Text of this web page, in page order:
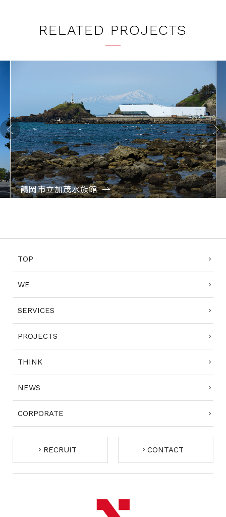
RELATED PROJECTS
Previo
us
鶴岡市立加茂水族館
Next
TOP
WE
SERVICES
PROJECTS
THINK
NEWS
CORPORATE
RECRUIT CONTACT